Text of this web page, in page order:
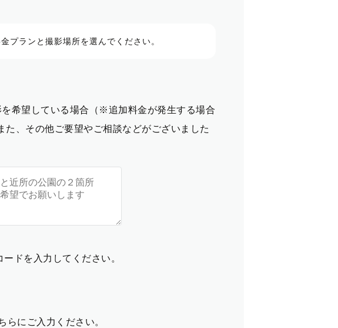
プランと撮影場所を選んでください。
希望している場合（※追加料金が発生する場合
、その他ご要望やご相談などがございました
ドを入力してください。
らにご入力ください。